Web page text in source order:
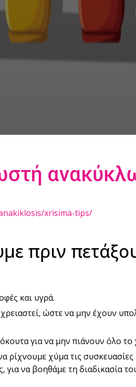
xrisima-tips/
πριν
και υγρά.
ώστε να μην έχουν
για να μην πιάνουν όλο
ρίχνουμε χύμα τις συσκευασίες
για να βοηθάμε τη διαδικασία